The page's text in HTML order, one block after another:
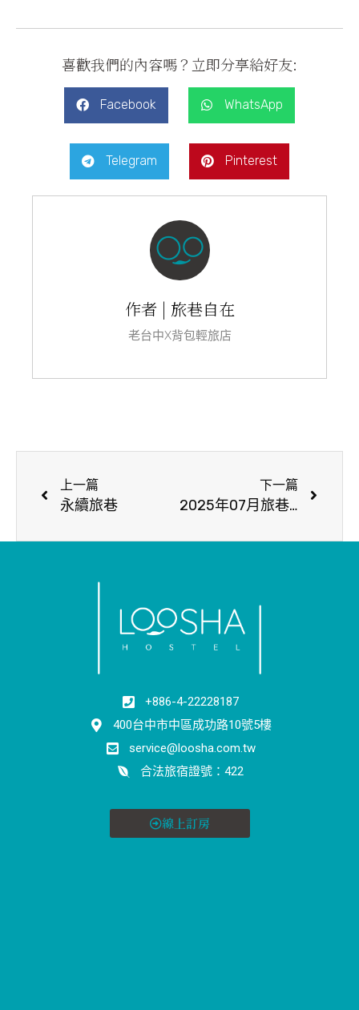
喜歡我們的內容嗎？立即分享給好友:
Facebook WhatsApp
Telegram Pinterest
作者 | 旅巷自在
老台中X背包輕旅店
上一篇
永續旅巷
下一篇
2025年07月旅巷活動公告 July 2025 Events at Loosha
+886-4-22228187
400台中市中區成功路10號5樓
service@loosha.com.tw
合法旅宿證號：422
線上訂房